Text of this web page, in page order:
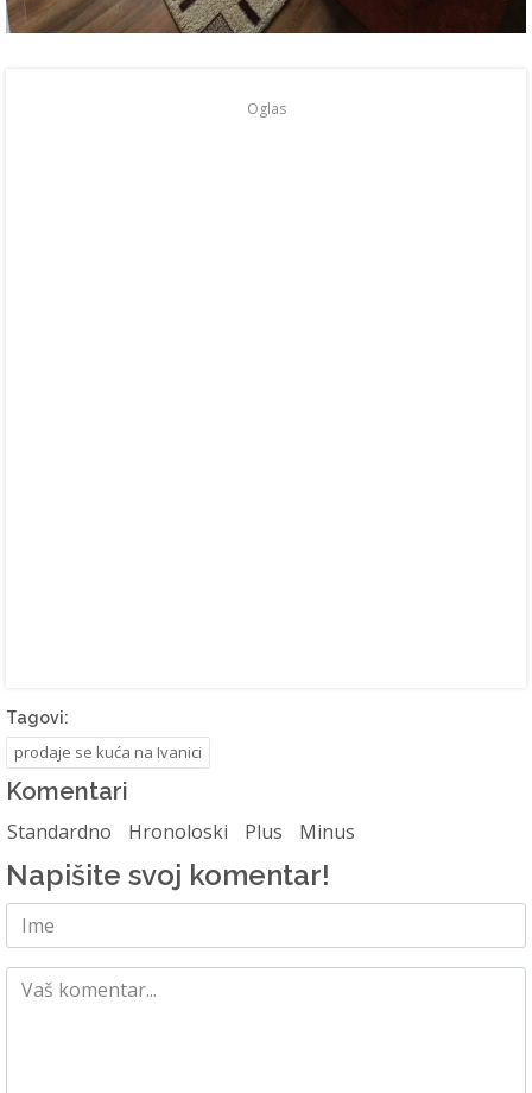
Oglas
Tagovi:
prodaje se kuća na Ivanici
Komentari
Standardno Hronoloski Plus Minus
Napišite svoj komentar!